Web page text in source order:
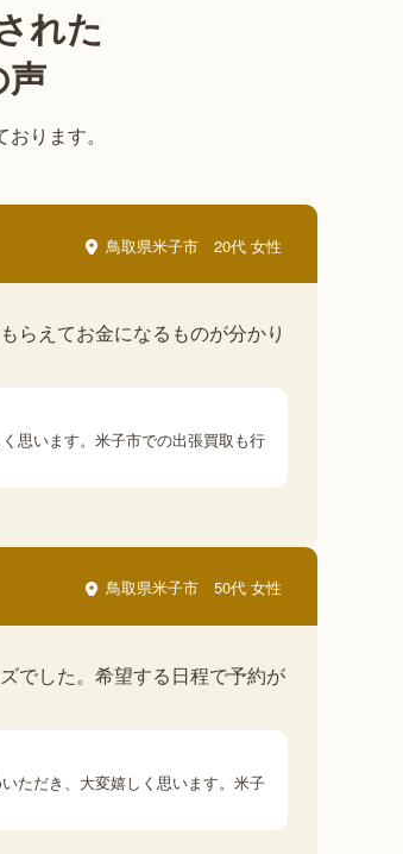
れた
ります。
鳥取県米子市 20代 女性
らえてお金になるものが分かり
思います。米子市での出張買取も行
鳥取県米子市 50代 女性
でした。希望する日程で予約が
ただき、大変嬉しく思います。米子